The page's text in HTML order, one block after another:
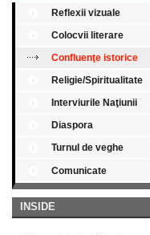
Reflexii vizuale
Colocvii literare
Confluenţe istorice
Religie/Spiritualitate
Interviurile Naţiunii
Diaspora
Turnul de veghe
Comunicate
INSIDE